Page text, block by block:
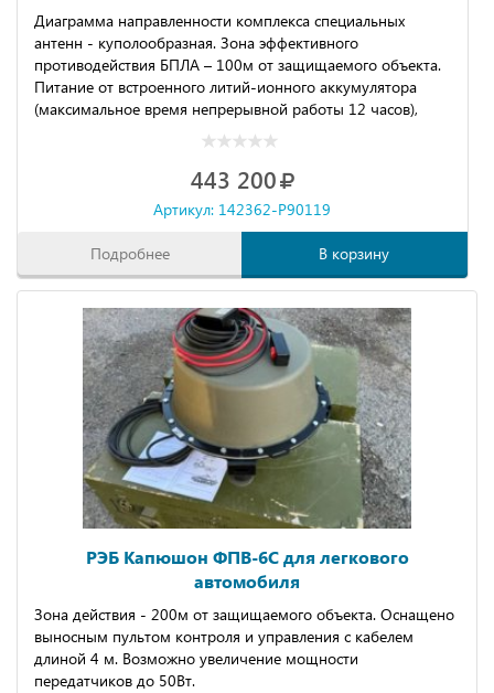
Диаграмма направленности комплекса специальных
антенн - куполообразная. Зона эффективного
противодействия БПЛА – 100м от защищаемого объекта.
Питание от встроенного литий-ионного аккумулятора
(максимальное время непрерывной работы 12 часов),
укомплектовано зарядным устройством с питанием от
443 200
Артикул: 142362-P90119
Подробнее В корзину
РЭБ Капюшон ФПВ-6С для легкового
автомобиля
Зона действия - 200м от защищаемого объекта. Оснащено
выносным пультом контроля и управления с кабелем
длиной 4 м. Возможно увеличение мощности
передатчиков до 50Вт.